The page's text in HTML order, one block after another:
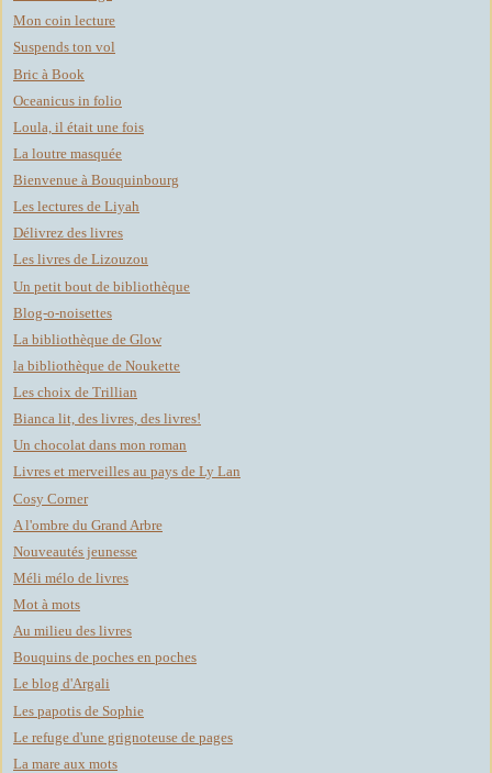
Mon coin lecture
Suspends ton vol
Bric à Book
Oceanicus in folio
Loula, il était une fois
La loutre masquée
Bienvenue à Bouquinbourg
Les lectures de Liyah
Délivrez des livres
Les livres de Lizouzou
Un petit bout de bibliothèque
Blog-o-noisettes
La bibliothèque de Glow
la bibliothèque de Noukette
Les choix de Trillian
Bianca lit, des livres, des livres!
Un chocolat dans mon roman
Livres et merveilles au pays de Ly Lan
Cosy Corner
A l'ombre du Grand Arbre
Nouveautés jeunesse
Méli mélo de livres
Mot à mots
Au milieu des livres
Bouquins de poches en poches
Le blog d'Argali
Les papotis de Sophie
Le refuge d'une grignoteuse de pages
La mare aux mots